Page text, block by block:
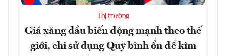
Thị trường
Giá xăng dầu biến động mạnh theo thế
giới, chi sử dụng Quỹ bình ổn để kìm